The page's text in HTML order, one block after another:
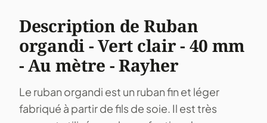
Description de Ruban
organdi - Vert clair - 40 mm
- Au mètre - Rayher
Le ruban organdi est un ruban fin et léger
fabriqué à partir de fils de soie. Il est très